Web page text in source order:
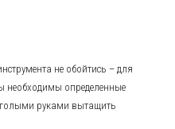
не обойтись – для
определенные
голыми руками вытащить